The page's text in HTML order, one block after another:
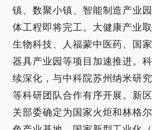
镇、数聚小镇、智能制造产业
体工程即将完工。大健康产业
生物科技、人福蒙中医药、国
器具产业园等项目加速推进。
续深化，与中科院苏州纳米研
等科研团队合作有序开展。新
关部委确定为国家火炬和林格